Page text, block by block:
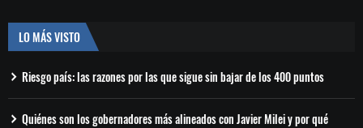
LO MÁS VISTO
Riesgo país: las razones por las que sigue sin bajar de los 400 puntos
Quiénes son los gobernadores más alineados con Javier Milei y por qué